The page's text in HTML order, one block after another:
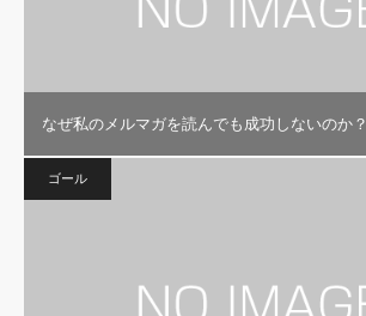
なぜ私のメルマガを読んでも成功しないのか？
ゴール